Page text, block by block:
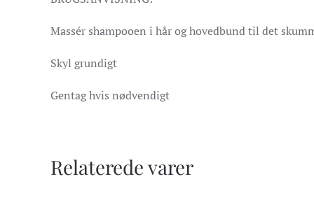
Massér shampooen i hår og hovedbund til det
Skyl grundigt
Gentag hvis nødvendigt
Relaterede varer